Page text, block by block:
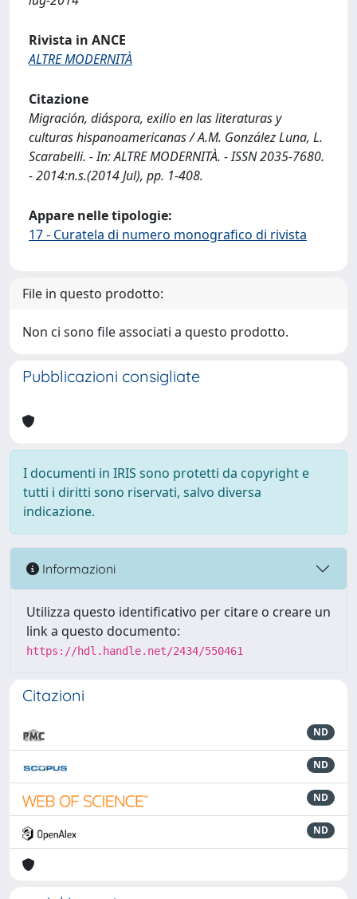
Rivista in ANCE
ALTRE MODERNITÀ
Citazione
Migración, diáspora, exilio en las literaturas y
culturas hispanoamericanas / A.M. González Luna, L.
Scarabelli. - In: ALTRE MODERNITÀ. - ISSN 2035-7680.
- 2014:n.s.(2014 Jul), pp. 1-408.
Appare nelle tipologie:
17 - Curatela di numero monografico di rivista
File in questo prodotto:
Non ci sono file associati a questo prodotto.
Pubblicazioni consigliate
I documenti in IRIS sono protetti da copyright e
tutti i diritti sono riservati, salvo diversa
indicazione.
Informazioni
Utilizza questo identificativo per citare o creare un
link a questo documento:
https://hdl.handle.net/2434/550461
Citazioni
ND
ND
ND
ND